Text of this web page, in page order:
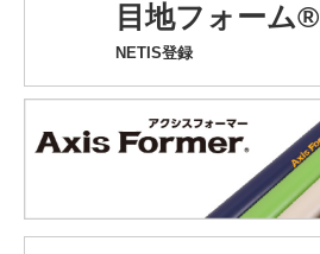
目地フォーム®
NETIS登録